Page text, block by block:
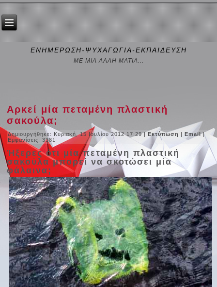
ΕΝΗΜΕΡΩΣΗ-ΨΥΧΑΓΩΓΙΑ-ΕΚΠΑΙΔΕΥΣΗ
ΜΕ ΜΙΑ ΑΛΛΗ ΜΑΤΙΑ...
Αρκεί μία πεταμένη πλαστική
σακούλα;
Δημιουργήθηκε: Κυριακή, 15 Ιουλίου 2012 17:29|Εκτύπωση |Email|
Εμφανίσεις: 3381
Ήξερες ότι μία πεταμένη πλαστική
σακούλα μπορεί να σκοτώσει μία
φάλαινα;